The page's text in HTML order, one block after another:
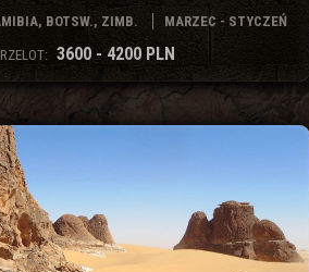
BOTSW., ZIMB. MARZEC - STYCZEŃ
3600 - 4200 PLN